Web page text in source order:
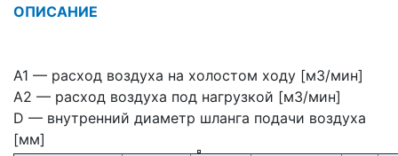
ОПИСАНИЕ
A1 — расход воздуха на холостом ходу [м3/мин]
A2 — расход воздуха под нагрузкой [м3/мин]
D — внутренний диаметр шланга подачи воздуха
[мм]